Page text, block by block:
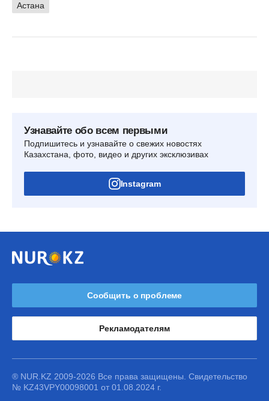
Астана
Узнавайте обо всем первыми
Подпишитесь и узнавайте о свежих новостях
Казахстана, фото, видео и других эксклюзивах
Instagram
Сообщить о проблеме
Рекламодателям
® NUR.KZ 2009-2026 Все права защищены. Свидетельство
№ KZ43VPY00098001 от 01.08.2024 г.